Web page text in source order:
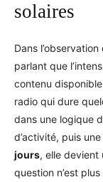
solaires
Dans
parlant que
contenu
radio qui dure
dans une logique
d’activité, puis
jours, elle devient
question n’est